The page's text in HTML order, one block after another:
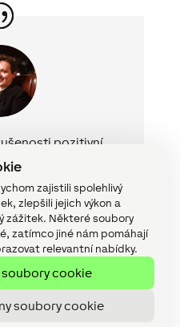
zajistili spolehlivý
zlepšili jejich výkon a
zážitek. Některé soubory
zatímco jiné nám pomáhají
relevantní nabídky.
soubory cookie
soubory cookie
pozitivní.
řešení, které je
a splňuje tak
rodinný podnik ze
podniků a je
i v této oblasti
mezinárodními
a tým WND